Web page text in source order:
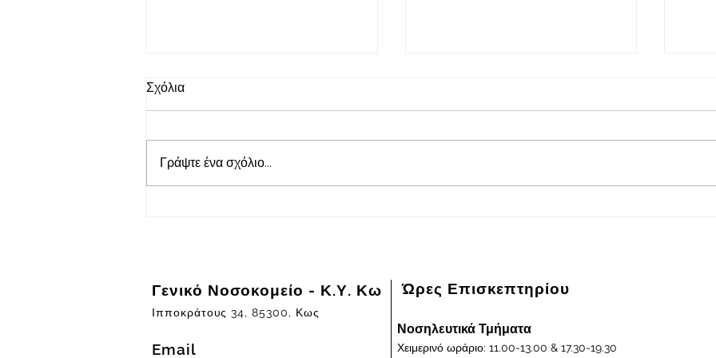
2026-08-09
Πρόγραμμα εφημερευόντων
Κω "ΙΠΠΟΚΡΑΤΕΙΟΝ" στις
09/08/2026 και ημέρα Κυριακή
Πρόγραμμα εφημερευόντων
08/08/2026 και ημέρα Σάββατο
07/
Σχόλια
Γράψτε ένα σχόλιο...
Γενικό Νοσοκομείο - Κ.Υ. Κω
Ιπποκράτους 34, 85300, Κως
Email
Ώρες Επισκεπτηρίου
Νοσηλευτικά Τμήματα
Χειμερινό ωράριο: 11.00-13.00 & 17.30-19.30